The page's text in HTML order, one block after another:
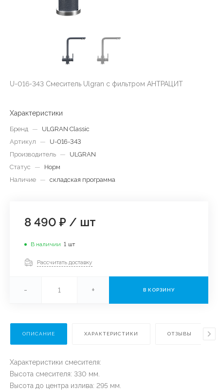
U-016-343 Смеситель Ulgran с фильтром АНТРАЦИТ
Характеристики
Бренд —
ULGRAN Classic
Артикул
—
U-016-343
Производитель —
ULGRAN
Статус
—
Норм
Наличие — складская программа
8 490 ₽ / шт
В наличии 1 шт
Рассчитать доставку
- + В КОРЗИНУ
ОПИСАНИЕ ХАРАКТЕРИСТИКИ ОТЗЫВЫ
Характеристики смесителя:
Высота смесителя: 330 мм.
Высота до центра излива: 295 мм.